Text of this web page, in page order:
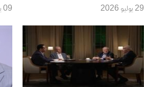
الحساسة وتقدّم حذر نحو الإدارة
29 يوليو 2026 09 يوليو 2026